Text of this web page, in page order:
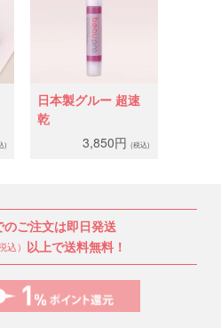
)
日本製グルー 超速
乾
3,850円(税込)
ご注文は即日発送
込） 以上で送料無料！